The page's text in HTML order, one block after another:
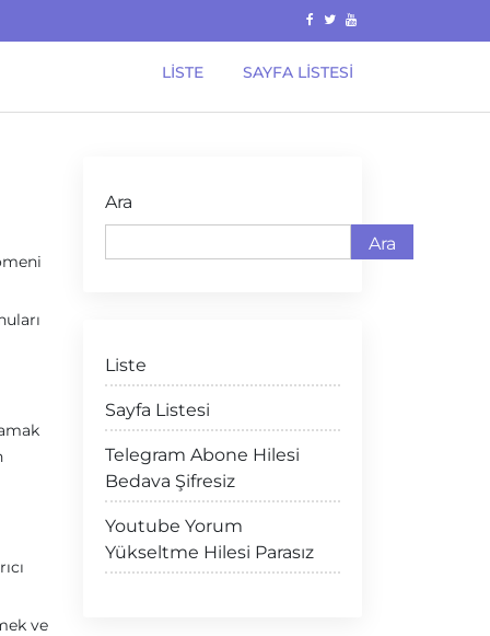
LISTE SAYFA LISTESI
ve
Ara
Ara
Liste
Sayfa Listesi
Telegram Abone Hilesi
Bedava Şifresiz
Youtube Yorum
Yükseltme Hilesi Parasız